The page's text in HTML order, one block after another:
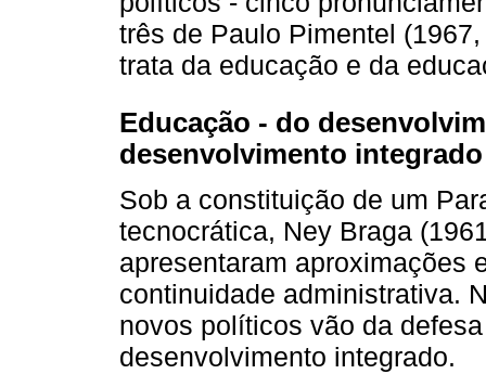
três de Paulo Pimentel
trata da educação e da
Educação - do
desenvolvimento integrado
Sob a constituição de um
tecnocrática, Ney Braga
apresentaram aproximações
continuidade administrativa.
novos políticos vão da
desenvolvimento integrado.